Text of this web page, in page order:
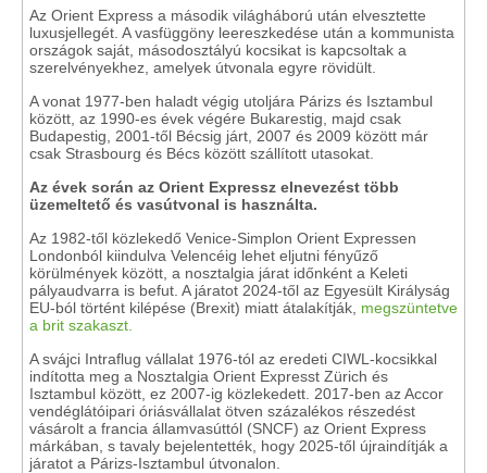
Az Orient Express a második világháború után elvesztette
luxusjellegét. A vasfüggöny leereszkedése után a kommunista
országok saját, másodosztályú kocsikat is kapcsoltak a
szerelvényekhez, amelyek útvonala egyre rövidült.
A vonat 1977-ben haladt végig utoljára Párizs és Isztambul
között, az 1990-es évek végére Bukarestig, majd csak
Budapestig, 2001-től Bécsig járt, 2007 és 2009 között már
csak Strasbourg és Bécs között szállított utasokat.
Az évek során az Orient Expressz elnevezést több
üzemeltető és vasútvonal is használta.
Az 1982-től közlekedő Venice-Simplon Orient Expressen
Londonból kiindulva Velencéig lehet eljutni fényűző
körülmények között, a nosztalgia járat időnként a Keleti
pályaudvarra is befut. A járatot 2024-től az Egyesült Királyság
EU-ból történt kilépése (Brexit) miatt átalakítják, megszüntetve
a brit szakaszt.
A svájci Intraflug vállalat 1976-tól az eredeti CIWL-kocsikkal
indította meg a Nosztalgia Orient Expresst Zürich és
Isztambul között, ez 2007-ig közlekedett. 2017-ben az Accor
vendéglátóipari óriásvállalat ötven százalékos részedést
vásárolt a francia államvasúttól (SNCF) az Orient Express
márkában, s tavaly bejelentették, hogy 2025-től újraindítják a
járatot a Párizs-Isztambul útvonalon.